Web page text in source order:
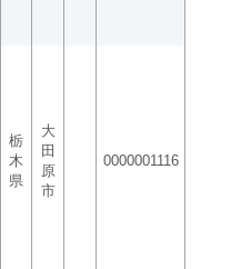
栃
木
県
大
田
原
市
0000001116